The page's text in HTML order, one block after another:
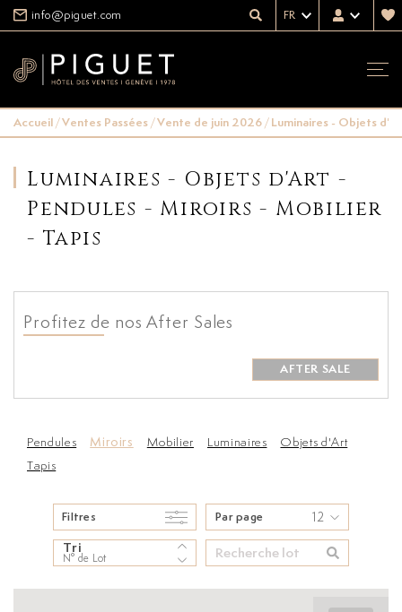
info@piguet.com FR
Accueil/Ventes Passées/Vente de juin 2026/Luminaires - Objets
Luminaires - Objets d'Art -
Pendules - Miroirs - Mobilier
- Tapis
Profitez de nos After Sales
AFTER SALE
Pendules Miroirs Mobilier Luminaires
Objets d'Art
Tapis
Filtres Par page 12
Tri
N° de Lot